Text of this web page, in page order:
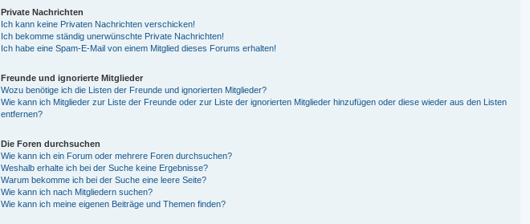
Private Nachrichten
Ich kann keine Privaten Nachrichten verschicken!
Ich bekomme ständig unerwünschte Private Nachrichten!
Ich habe eine Spam-E-Mail von einem Mitglied dieses Forums erhalten!
Freunde und ignorierte Mitglieder
Wozu benötige ich die Listen der Freunde und ignorierten Mitglieder?
Wie kann ich Mitglieder zur Liste der Freunde oder zur Liste der ignorierten Mitglieder hinzufügen oder diese wieder aus den Listen
entfernen?
Die Foren durchsuchen
Wie kann ich ein Forum oder mehrere Foren durchsuchen?
Weshalb erhalte ich bei der Suche keine Ergebnisse?
Warum bekomme ich bei der Suche eine leere Seite?
Wie kann ich nach Mitgliedern suchen?
Wie kann ich meine eigenen Beiträge und Themen finden?